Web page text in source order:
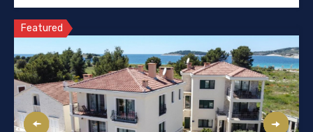
Featured